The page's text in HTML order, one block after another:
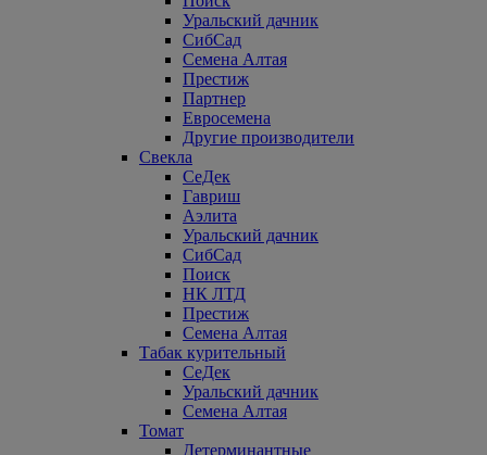
Уральский дачник
СибСад
Семена Алтая
Престиж
Партнер
Евросемена
Другие производители
Свекла
СеДек
Гавриш
Аэлита
Уральский дачник
СибСад
Поиск
НК ЛТД
Престиж
Семена Алтая
Табак курительный
СеДек
Уральский дачник
Семена Алтая
Томат
Детерминантные